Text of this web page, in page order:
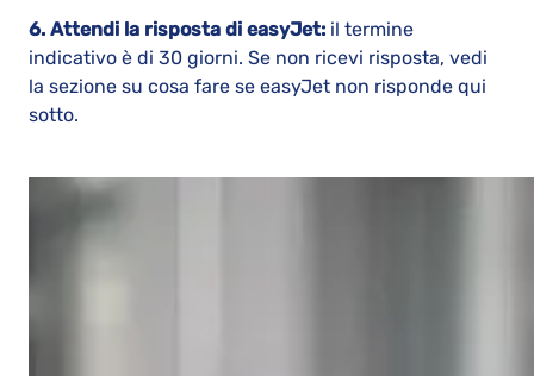
6. Attendi la risposta di easyJet: il termine
indicativo è di 30 giorni. Se non ricevi risposta, vedi
la sezione su cosa fare se easyJet non risponde qui
sotto.